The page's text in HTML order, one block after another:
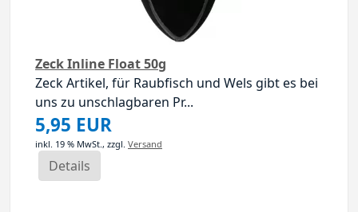
Zeck Inline Float 50g
Zeck Artikel, für Raubfisch und Wels gibt es bei
uns zu unschlagbaren Pr...
5,95 EUR
inkl. 19 % MwSt., zzgl. Versand
Details